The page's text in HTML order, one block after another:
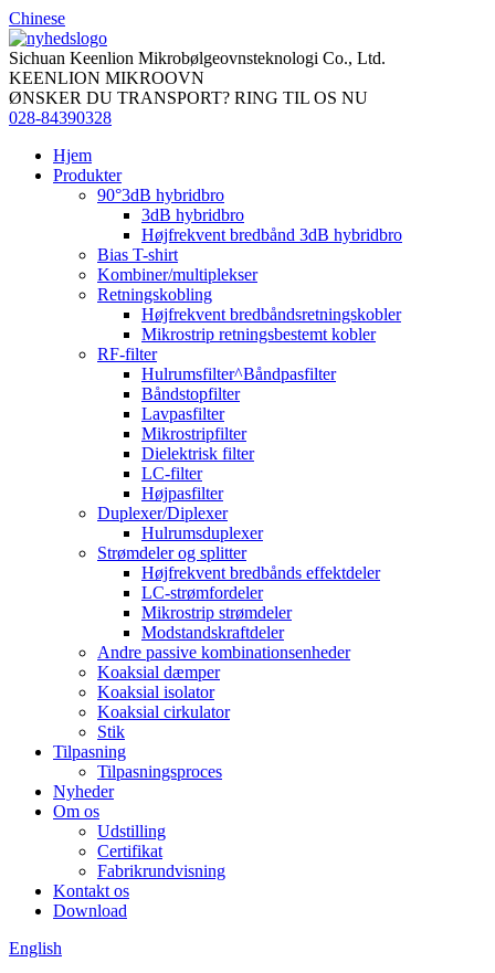
Chinese
Sichuan Keenlion Mikrobølgeovnsteknologi Co., Ltd.
KEENLION MIKROOVN
ØNSKER DU TRANSPORT? RING TIL OS NU
028-84390328
Hjem
Produkter
90°3dB hybridbro
3dB hybridbro
Højfrekvent bredbånd 3dB hybridbro
Bias T-shirt
Kombiner/multiplekser
Retningskobling
Højfrekvent bredbåndsretningskobler
Mikrostrip retningsbestemt kobler
RF-filter
Hulrumsfilter^Båndpasfilter
Båndstopfilter
Lavpasfilter
Mikrostripfilter
Dielektrisk filter
LC-filter
Højpasfilter
Duplexer/Diplexer
Hulrumsduplexer
Strømdeler og splitter
Højfrekvent bredbånds effektdeler
LC-strømfordeler
Mikrostrip strømdeler
Modstandskraftdeler
Andre passive kombinationsenheder
Koaksial dæmper
Koaksial isolator
Koaksial cirkulator
Stik
Tilpasning
Tilpasningsproces
Nyheder
Om os
Udstilling
Certifikat
Fabrikrundvisning
Kontakt os
Download
English